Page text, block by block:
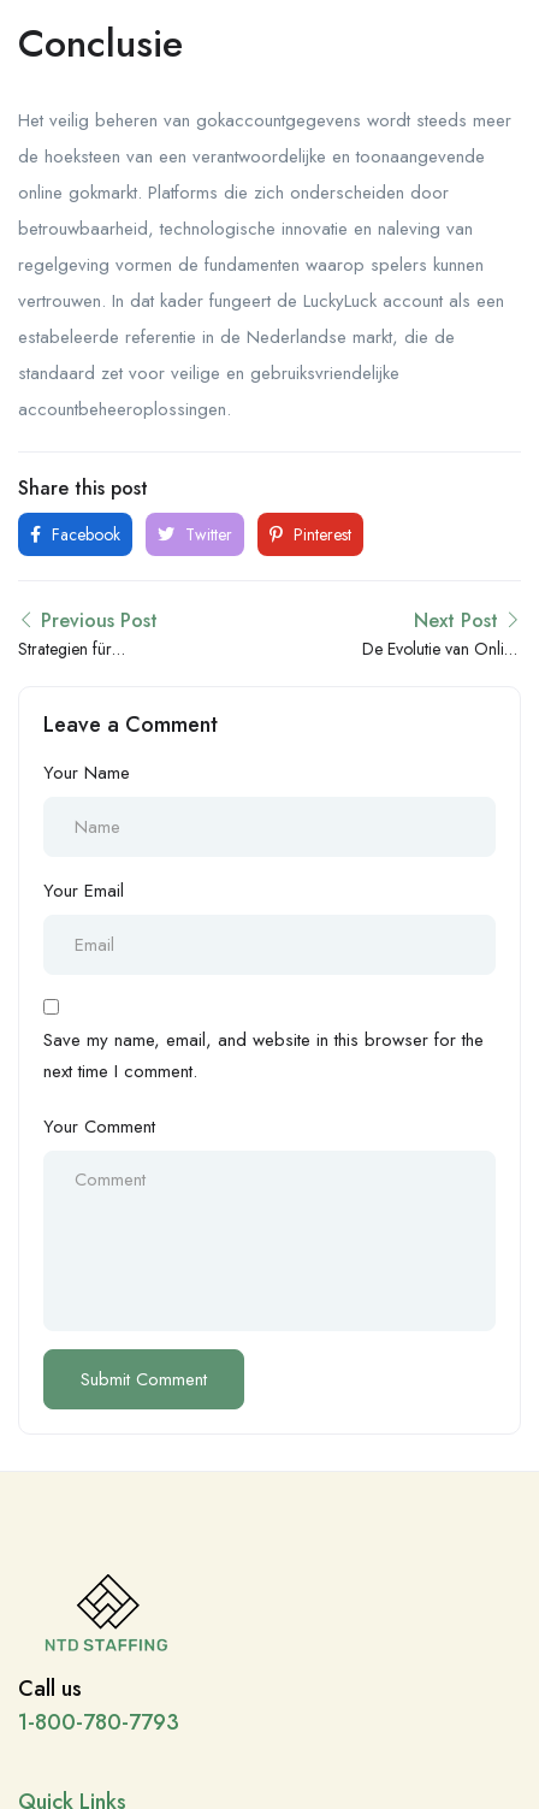
Conclusie
Het veilig beheren van gokaccountgegevens wordt steeds meer
de hoeksteen van een verantwoordelijke en toonaangevende
online gokmarkt. Platforms die zich onderscheiden door
betrouwbaarheid, technologische innovatie en naleving van
regelgeving vormen de fundamenten waarop spelers kunnen
vertrouwen. In dat kader fungeert de LuckyLuck account als een
estabeleerde referentie in de Nederlandse markt, die de
standaard zet voor veilige en gebruiksvriendelijke
accountbeheeroplossingen.
Share this post
Facebook Twitter Pinterest
Previous Post
Strategien für
Expertenwissen und
Next Post
De Evolutie van Online
Leave a Comment
Your Name
Your Email
Save my name, email, and website in this browser for the
next time I comment.
Your Comment
Call us
1-800-780-7793
Quick Links